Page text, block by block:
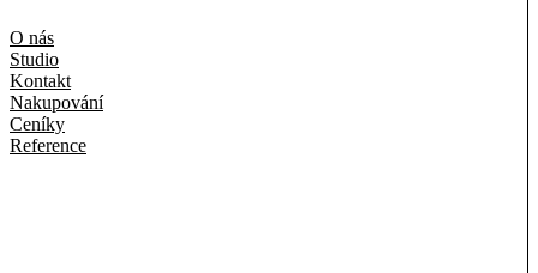
O nás
Studio
Kontakt
Nakupování
Ceníky
Reference